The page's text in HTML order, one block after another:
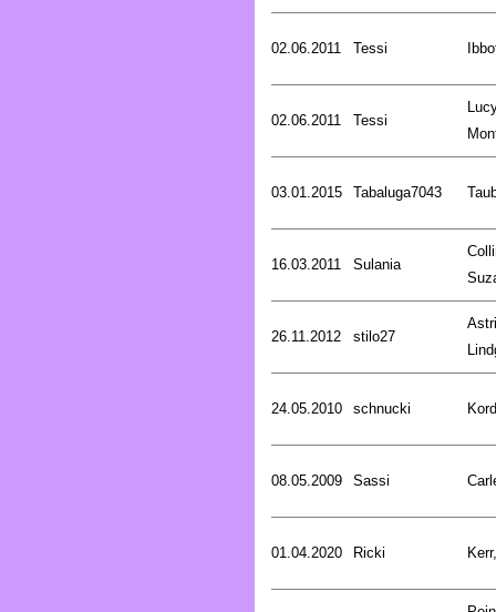
02.06.2011 Tessi
02.06.2011 Tessi
03.01.2015 Tabaluga7043
16.03.2011 Sulania
26.11.2012 stilo27
24.05.2010 schnucki
08.05.2009 Sassi
01.04.2020 Ricki